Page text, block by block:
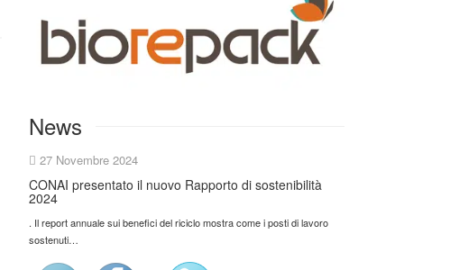
News
27 Novembre 2024
CONAI presentato il nuovo Rapporto di sostenibilità
2024
. Il report annuale sui benefici del riciclo mostra come i posti di lavoro
sostenuti…